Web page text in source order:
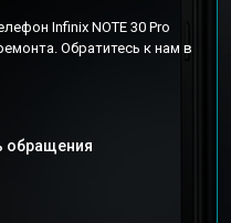
Infinix NOTE 30 Pro
Обратитесь к нам в
обращения